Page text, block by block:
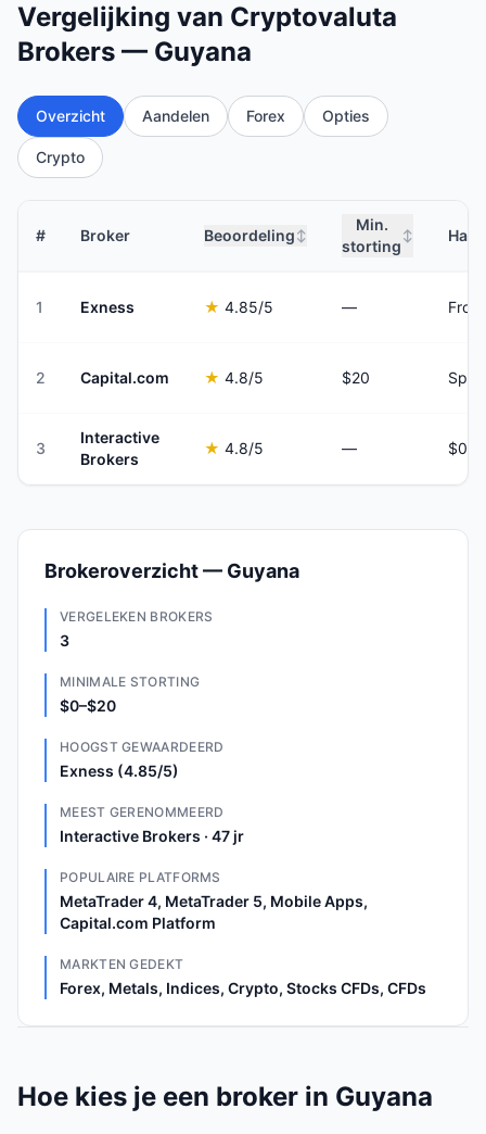
Vergelijking van Cryptovaluta
Brokers — Guyana
Overzicht Aandelen Forex Opties
Crypto
# Broker Beoordeling ↕
Min.
storting
↕
1 Exness ★ 4.85/5 —
2 Capital.com ★ 4.8/5 $20
3
Interactive
Brokers
★ 4.8/5 —
Brokeroverzicht — Guyana
VERGELEKEN BROKERS
3
MINIMALE STORTING
$0–$20
HOOGST GEWAARDEERD
Exness (4.85/5)
MEEST GERENOMMEERD
Interactive Brokers · 47 jr
POPULAIRE PLATFORMS
MetaTrader 4, MetaTrader 5, Mobile Apps,
Capital.com Platform
MARKTEN GEDEKT
Forex, Metals, Indices, Crypto, Stocks CFDs, CFDs
Hoe kies je een broker in Guyana